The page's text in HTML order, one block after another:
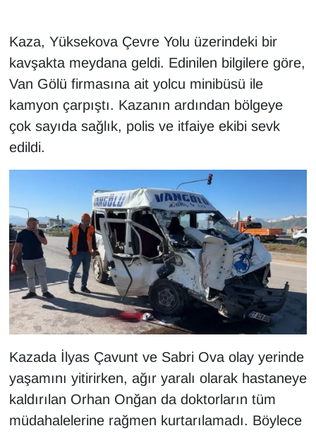
Kaza, Yüksekova Çevre Yolu üzerindeki bir
kavşakta meydana geldi. Edinilen bilgilere göre,
Van Gölü firmasına ait yolcu minibüsü ile
kamyon çarpıştı. Kazanın ardından bölgeye
çok sayıda sağlık, polis ve itfaiye ekibi sevk
edildi.
Kazada İlyas Çavunt ve Sabri Ova olay yerinde
yaşamını yitirirken, ağır yaralı olarak hastaneye
kaldırılan Orhan Onğan da doktorların tüm
müdahalelerine rağmen kurtarılamadı. Böylece
Kamu Alımları
Kim Kimdir?
Kültür & Sanat
MAGAZİN
MEDYA
ONE EKONOMİ
POLİTİKA
Resmi İlanlar
RÖPORTAJ